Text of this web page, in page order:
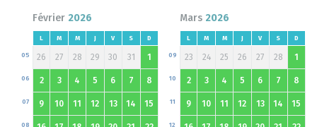
Février 2026
L M M J V S D
26
05 27 28 29 30 31 1
2
06 3 4 5 6 7 8
9
07 10 11 12 13 14 15
08
Mars 2026
L M M J V S D
23
09 24 25 26 27 28 1
2
10 3 4 5 6 7 8
9
11 10 11 12 13 14 15
12